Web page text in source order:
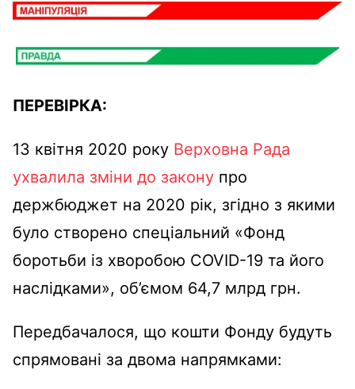
ПЕРЕВІРКА:
13 квітня 2020 року Верховна Рада
ухвалила зміни до закону про
держбюджет на 2020 рік, згідно з якими
було створено спеціальний «Фонд
боротьби із хворобою COVID-19 та його
наслідками», об’ємом 64,7 млрд грн.
Передбачалося, що кошти Фонду будуть
спрямовані за двома напрямками: